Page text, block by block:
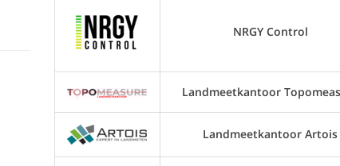
NRGY Control
Landmeetkantoor
Landmeetkantoor Artois